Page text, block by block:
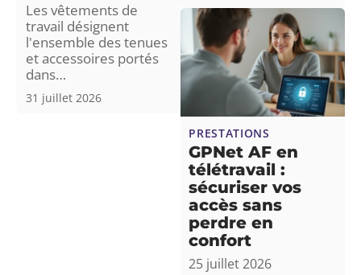
Les vêtements de
travail désignent
l'ensemble des tenues
et accessoires portés
dans…
31 juillet 2026
PRESTATIONS
GPNet AF en
télétravail :
sécuriser vos
accès sans
perdre en
confort
25 juillet 2026